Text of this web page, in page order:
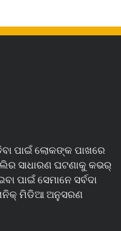
ପାଇଁ ଲୋକଙ୍କ ପାଖରେ
ସାଧାରଣ ଘଟଣାକୁ କଭର୍
ପାଇଁ ସେମାନେ ସର୍ବଦା
ମିଡିଆ ଅନୁସରଣ